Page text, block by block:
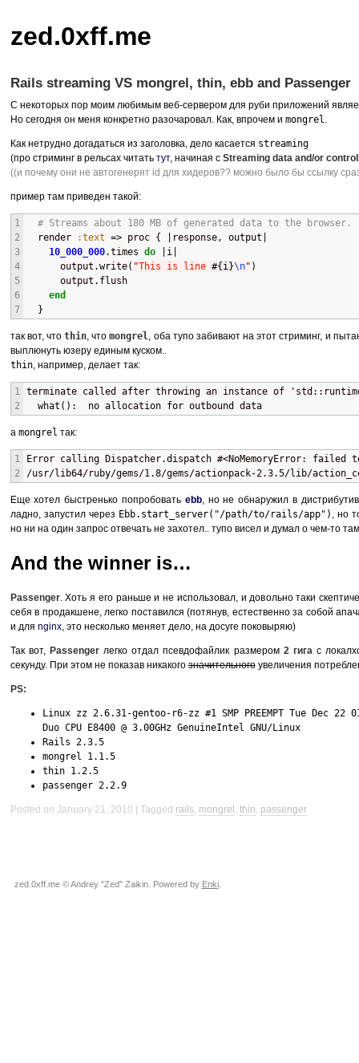
zed.0xff.me
Rails streaming VS mongrel, thin, ebb and Passenger
С некоторых пор моим любимым веб-сервером для руби приложений
Но сегодня он меня конкретно разочаровал. Как, впрочем и mongrel.
Как нетрудно догадаться из заголовка, дело касается streaming
(про стриминг в рельсах читать тут, начиная с Streaming data and/or
((и почему они не автогенерят id для хидеров?? можно было бы ссылку
пример там приведен такой:
1
2
3
4
5
6
7
# Streams about 180 MB of generated data to the browser.
  render
:text => proc { |response, output|
10_000_000.times do |i|
      output.write(
"This is line #{i}\n" )
      output.flush
end
  }
так вот, чтоthin, чтоmongrel, оба тупо забивают на этот стриминг, и
выплюнуть юзеру единым куском..
thin, например, делает так:
1
2
terminate called after throwing an instance of
  what():  no allocation for outbound data
а mongrel так:
1
2
Error calling Dispatcher.dispatch #<NoMemoryError: failed
/usr/lib64/ruby/gems/1.8/gems/actionpack-2.3.5/lib/
Еще хотел быстренько попробовать ebb, но не обнаружил в
ладно, запустил через Ebb.start_server("/path/to/rails/app") , но
но ни на один запрос отвечать не захотел.. тупо висел и думал о чем-то
And the winner is…
Passenger. Хоть я его раньше и не использовал, и довольно таки
себя в продакшене, легко поставился (потянув, естественно за собой
и для nginx, это несколько меняет дело, на досуге поковыряю)
Так вот, Passengerлегко отдал псевдофайлик размером 2 гигас
секунду. При этом не показав никакогозначительногоувеличения
PS:
Linux zz 2.6.31-gentoo-r6-zz #1 SMP PREEMPT Tue Dec 22
Duo CPU E8400 @ 3.00GHz GenuineIntel GNU/Linux
Rails 2.3.5
mongrel 1.1.5
thin 1.2.5
passenger 2.2.9
Posted on January 21, 2010 Tagged rails, mongrel , thin, passenger
zed.0xff.me © Andrey "Zed" Zaikin. Powered by Enki.